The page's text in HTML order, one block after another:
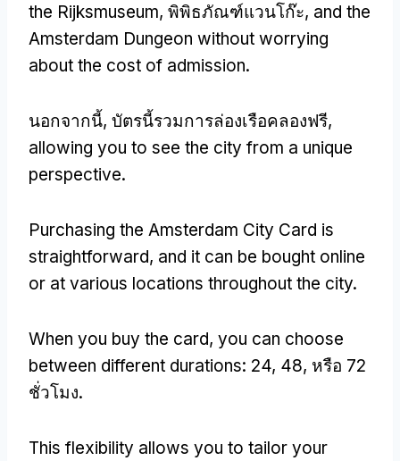
the Rijksmuseum, พิพิธภัณฑ์แวนโก๊ะ, and the
Amsterdam Dungeon without worrying
about the cost of admission.
นอกจากนี้, บัตรนี้รวมการล่องเรือคลองฟรี,
allowing you to see the city from a unique
perspective.
Purchasing the Amsterdam City Card is
straightforward, and it can be bought online
or at various locations throughout the city.
When you buy the card, you can choose
between different durations: 24, 48, หรือ 72
ชั่วโมง.
This flexibility allows you to tailor your